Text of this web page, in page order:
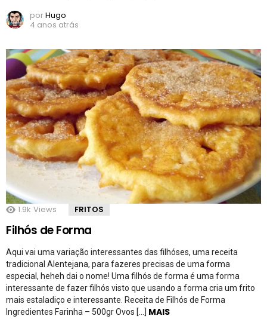
porHugo
4 anos atrás
1.9k Views FRITOS
Filhós de Forma
Aqui vai uma variação interessantes das filhóses, uma receita
tradicional Alentejana, para fazeres precisas de uma forma
especial, heheh dai o nome! Uma filhós de forma é uma forma
interessante de fazer filhós visto que usando a forma cria um frito
mais estaladiço e interessante. Receita de Filhós de Forma
Ingredientes Farinha – 500gr Ovos […] MAIS